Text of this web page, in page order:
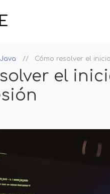
Java Cómo resolver el
el